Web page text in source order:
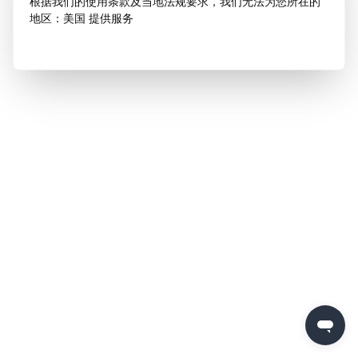
地区：美国 提供服务